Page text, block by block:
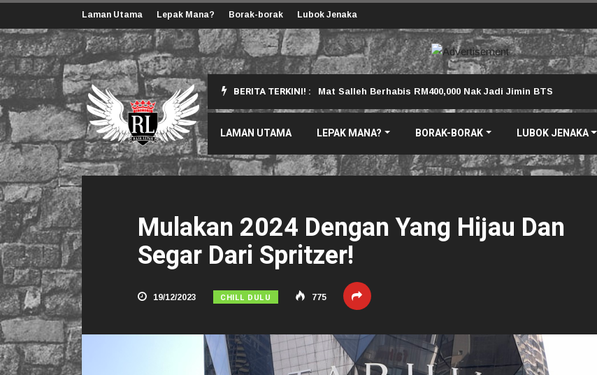
Laman Utama Lepak Mana? Borak-borak Lubok Jenaka
BERITA TERKINI! :
Korang Perlu Tahu Mat Salleh Berhabis RM400,000 Nak Jadi Jimin BTS
LAMAN UTAMA LEPAK MANA? BORAK-BORAK LUBOK JENAKA
Mulakan 2024 Dengan Yang Hijau Dan
Segar Dari Spritzer!
19/12/2023 CHILL DULU 775